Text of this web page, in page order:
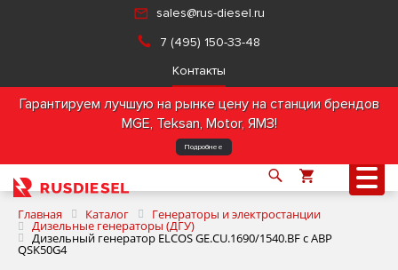
sales@rus-diesel.ru
7 (495) 150-33-48
Контакты
Гарантируем лучшую на рынке цену на станции брендов
MGE, Teksan, Motor, ЯМЗ!
Подробнее
Главная Каталог Генераторы и электростанции
Дизельные генераторы (ДГУ)
Дизельный генератор ELCOS GE.CU.1690/1540.BF с АВР
QSK50G4